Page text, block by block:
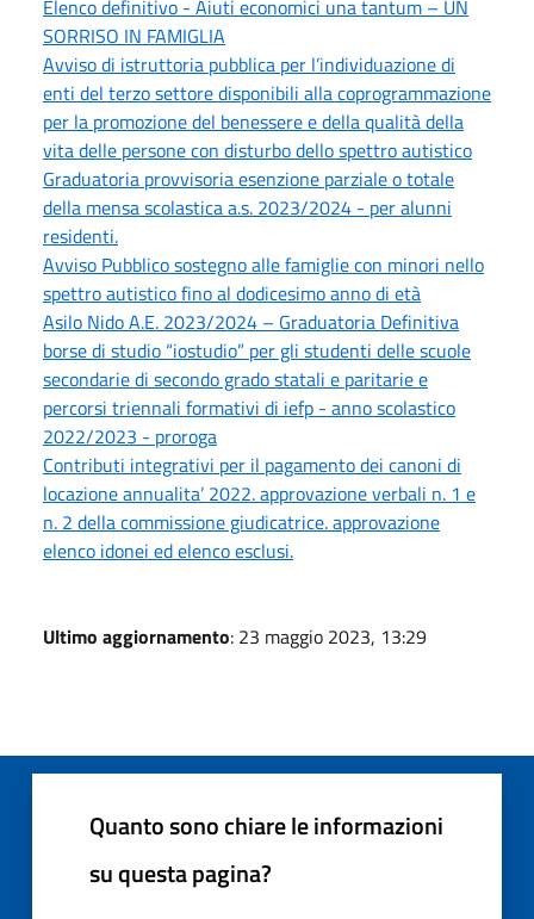
Elenco definitivo - Aiuti economici una tantum – UN
SORRISO IN FAMIGLIA
Avviso di istruttoria pubblica per l’individuazione di
enti del terzo settore disponibili alla coprogrammazione
per la promozione del benessere e della qualità della
vita delle persone con disturbo dello spettro autistico
Graduatoria provvisoria esenzione parziale o totale
della mensa scolastica a.s. 2023/2024 - per alunni
residenti.
Avviso Pubblico sostegno alle famiglie con minori nello
spettro autistico fino al dodicesimo anno di età
Asilo Nido A.E. 2023/2024 – Graduatoria Definitiva
borse di studio “iostudio” per gli studenti delle scuole
secondarie di secondo grado statali e paritarie e
percorsi triennali formativi di iefp - anno scolastico
2022/2023 - proroga
Contributi integrativi per il pagamento dei canoni di
locazione annualita’ 2022. approvazione verbali n. 1 e
n. 2 della commissione giudicatrice. approvazione
elenco idonei ed elenco esclusi.
Ultimo aggiornamento: 23 maggio 2023, 13:29
Quanto sono chiare le informazioni
su questa pagina?